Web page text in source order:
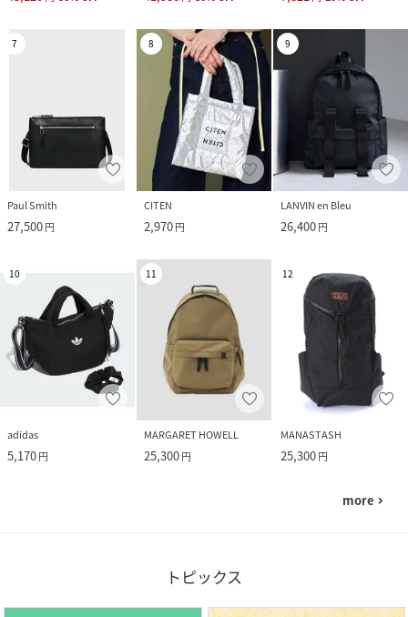
7
Paul Smith
27,500円
8
CITEN
2,970円
9
LANVIN en Bleu
26,400円
10
adidas
5,170円
11
MARGARET HOWELL
25,300円
12
MANASTASH
25,300円
more navigate_next
トピックス